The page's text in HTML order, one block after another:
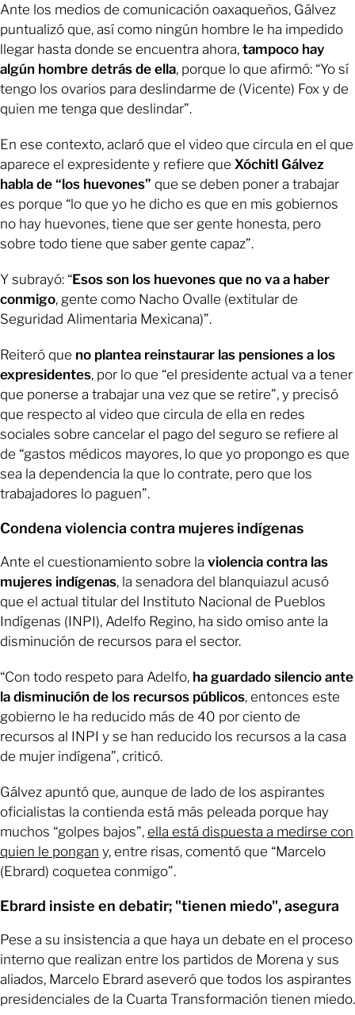
Ante los medios de comunicación oaxaqueños, Gálvez
puntualizó que, así como ningún hombre le ha impedido
llegar hasta donde se encuentra ahora, tampoco hay
algún hombre detrás de ella, porque lo que afirmó: “Yo sí
tengo los ovarios para deslindarme de (Vicente) Fox y de
quien me tenga que deslindar”.
En ese contexto, aclaró que el video que circula en el que
aparece el expresidente y refiere que Xóchitl Gálvez
habla de “los huevones” que se deben poner a trabajar
es porque “lo que yo he dicho es que en mis gobiernos
no hay huevones, tiene que ser gente honesta, pero
sobre todo tiene que saber gente capaz”.
Y subrayó: “Esos son los huevones que no va a haber
conmigo, gente como Nacho Ovalle (extitular de
Seguridad Alimentaria Mexicana)”.
Reiteró que no plantea reinstaurar las pensiones a los
expresidentes, por lo que “el presidente actual va a tener
que ponerse a trabajar una vez que se retire”, y precisó
que respecto al video que circula de ella en redes
sociales sobre cancelar el pago del seguro se refiere al
de “gastos médicos mayores, lo que yo propongo es que
sea la dependencia la que lo contrate, pero que los
trabajadores lo paguen”.
Condena violencia contra mujeres indígenas
Ante el cuestionamiento sobre la violencia contra las
mujeres indígenas, la senadora del blanquiazul acusó
que el actual titular del Instituto Nacional de Pueblos
Indígenas (INPI), Adelfo Regino, ha sido omiso ante la
disminución de recursos para el sector.
“Con todo respeto para Adelfo, ha guardado silencio ante
la disminución de los recursos públicos, entonces este
gobierno le ha reducido más de 40 por ciento de
recursos al INPI y se han reducido los recursos a la casa
de mujer indígena”, criticó.
Gálvez apuntó que, aunque de lado de los aspirantes
oficialistas la contienda está más peleada porque hay
muchos “golpes bajos”, ella está dispuesta a medirse con
quien le pongan y, entre risas, comentó que “Marcelo
(Ebrard) coquetea conmigo”.
Ebrard insiste en debatir; "tienen miedo", asegura
Pese a su insistencia a que haya un debate en el proceso
interno que realizan entre los partidos de Morena y sus
aliados, Marcelo Ebrard aseveró que todos los aspirantes
presidenciales de la Cuarta Transformación tienen miedo.